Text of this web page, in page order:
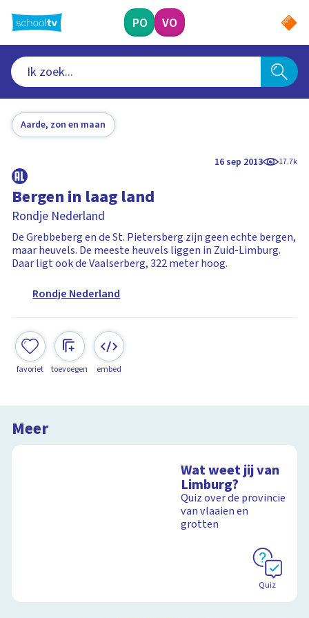
naar
hoofdinhoud
PO VO
Aarde, zon en maan
16 sep 2013 17.7k
Bergen in laag land
Rondje Nederland
De Grebbeberg en de St. Pietersberg zijn geen echte bergen,
maar heuvels. De meeste heuvels liggen in Zuid-Limburg.
Daar ligt ook de Vaalserberg, 322 meter hoog.
Rondje Nederland
favoriet toevoegen embed
Meer
Wat weet jij van
Limburg?
Quiz over de provincie
van vlaaien en
grotten
Quiz